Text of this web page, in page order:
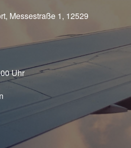
Messestraße 1, 12529
Uhr